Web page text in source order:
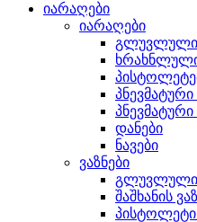
იარაღები
იარაღები
დანები
ნავები
ვაზნები
შაშხანის